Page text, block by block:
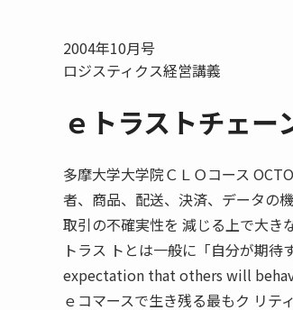
2004年10月号
ロジスティクス経営講義
ｅトラストチェー
多摩大学大学院ＣＬＯコース
者、商品、配送、決済、データの
取引の不確実性を 減じる上で大き
トラス トとは一般に「自分が期
expectation that others will
ｅコマースで生き残る最もク リテ